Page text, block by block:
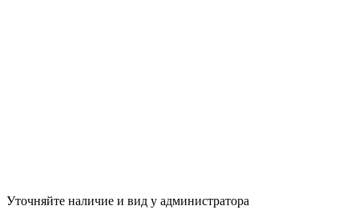
Уточняйте наличие и вид у администратора